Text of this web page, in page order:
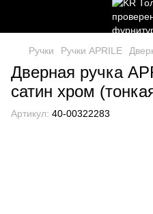
Ручки Ручки APRILE
Дверная ручка
сатин хром
Артикул: 40-00322283